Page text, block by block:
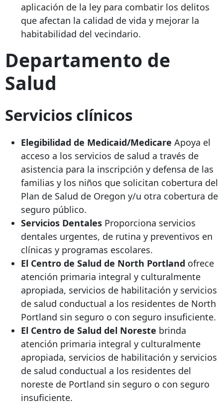
aplicación de la ley para combatir los delitos
que afectan la calidad de vida y mejorar la
habitabilidad del vecindario.
Departamento de
Salud
Servicios clínicos
Elegibilidad de Medicaid/Medicare Apoya el
acceso a los servicios de salud a través de
asistencia para la inscripción y defensa de las
familias y los niños que solicitan cobertura del
Plan de Salud de Oregon y/u otra cobertura de
seguro público.
Servicios Dentales Proporciona servicios
dentales urgentes, de rutina y preventivos en
clínicas y programas escolares.
El Centro de Salud de North Portland ofrece
atención primaria integral y culturalmente
apropiada, servicios de habilitación y servicios
de salud conductual a los residentes de North
Portland sin seguro o con seguro insuficiente.
El Centro de Salud del Noreste brinda
atención primaria integral y culturalmente
apropiada, servicios de habilitación y servicios
de salud conductual a los residentes del
noreste de Portland sin seguro o con seguro
insuficiente.